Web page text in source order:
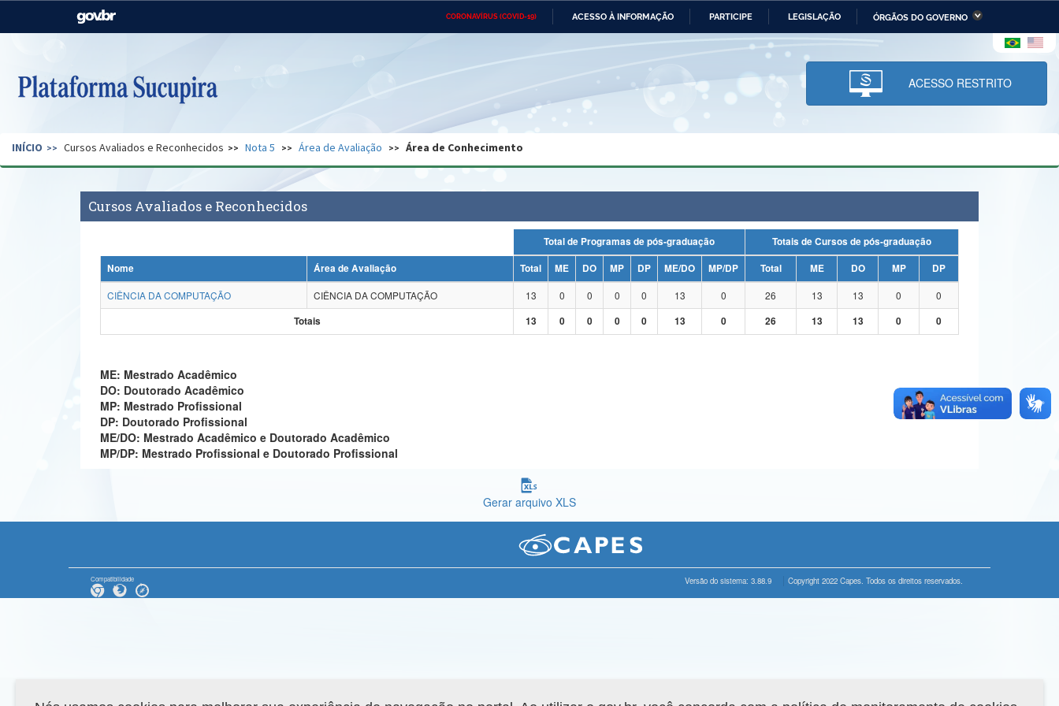
CORONAVÍRUS (COVID-19) ACESSO À INFORMAÇÃO PARTICIPE LEGISLAÇÃO ÓRGÃOS DO GOVERNO
Casa Civil Ministério das Relações Ministério da Economia Ministério da Infraestrutura
Pecuária e Abastecimento
Ministério da Ciência,
Tecnologia, Inovações e
Comunicações
Ministério do Desenvolvimento
Regional e dos Direitos Humanos
Secretaria de Governo Gabinete de Segurança Advocacia-Geral da União Banco Central do Brasil Planalto
ACESSO RESTRITO
INÍCIO Cursos Avaliados e Reconhecidos Nota 5 Área de Avaliação Área de Conhecimento
Cursos Avaliados e Reconhecidos
Total de Programas de pós-graduação
Totais de Cursos de pós-graduação
Nome
Área de Avaliação Total ME DO MP DP ME/DO MP/DP Total ME DO MP
DP
CIÊNCIA DA COMPUTAÇÃO
CIÊNCIA DA COMPUTAÇÃO 13 0 0 0 0 13 0 26 13 13 0
0
Totais
13 0 0 0 0 13 0 26 13 13 0 0
ME: Mestrado Acadêmico
DO: Doutorado Acadêmico
MP: Mestrado Profissional
DP: Doutorado Profissional
ME/DO: Mestrado Acadêmico e Doutorado Acadêmico
MP/DP: Mestrado Profissional e Doutorado Profissional
Gerar arquivo XLS
Compatibilidade Versão do sistema: 3.88.9 Copyright 2022 Capes. Todos os direitos reservados.